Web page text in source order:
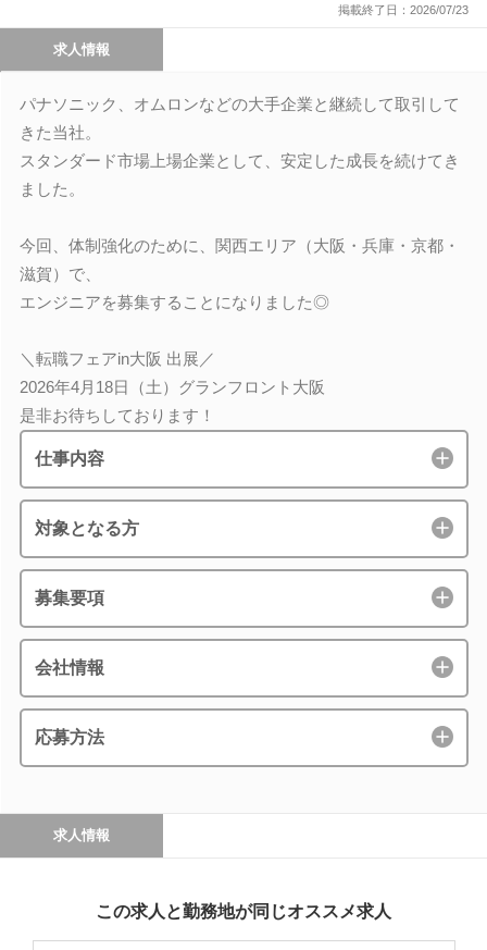
掲載終了日：2026/07/23
求人情報
パナソニック、オムロンなどの大手企業と継続して取引して
きた当社。
スタンダード市場上場企業として、安定した成長を続けてき
ました。
今回、体制強化のために、関西エリア（大阪・兵庫・京都・
滋賀）で、
エンジニアを募集することになりました◎
＼転職フェアin大阪 出展／
2026年4月18日（土）グランフロント大阪
是非お待ちしております！
仕事内容
対象となる方
募集要項
会社情報
応募方法
求人情報
この求人と勤務地が同じオススメ求人